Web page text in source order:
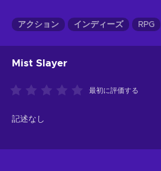
アクション インディーズ RPG
Mist Slayer
最初に評価する
記述なし